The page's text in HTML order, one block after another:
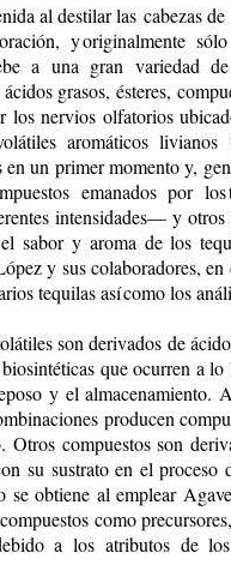
al destilar las cabezas
y originalmente
a una gran variedad
grasos, ésteres,
nervios olfatorios
aromáticos
un primer momento y,
emanados por
intensidades— y otros
el sabor y aroma de los
y sus colaboradores,
tequilas así como los
son derivados de
que ocurren a
y el almacenamiento.
producen
Otros compuestos son
su sustrato en el
obtiene al emplear
­como
a los atributos de